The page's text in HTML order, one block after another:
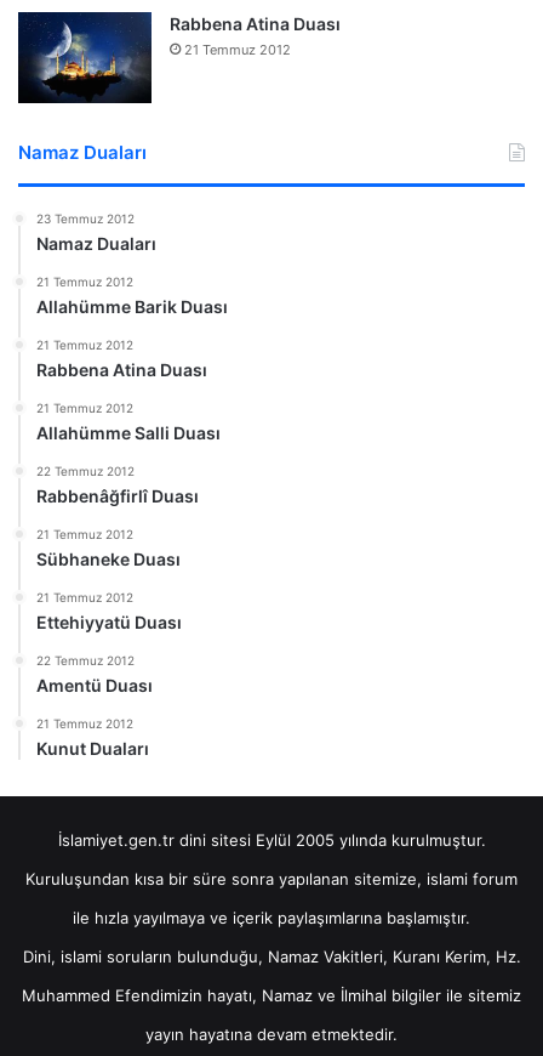
Rabbena Atina Duası
21 Temmuz 2012
Namaz Duaları
23 Temmuz 2012
Namaz Duaları
21 Temmuz 2012
Allahümme Barik Duası
21 Temmuz 2012
Rabbena Atina Duası
21 Temmuz 2012
Allahümme Salli Duası
22 Temmuz 2012
Rabbenâğfirlî Duası
21 Temmuz 2012
Sübhaneke Duası
21 Temmuz 2012
Ettehiyyatü Duası
22 Temmuz 2012
Amentü Duası
21 Temmuz 2012
Kunut Duaları
İslamiyet.gen.tr dini sitesi Eylül 2005 yılında kurulmuştur.
Kuruluşundan kısa bir süre sonra yapılanan sitemize, islami forum
ile hızla yayılmaya ve içerik paylaşımlarına başlamıştır.
Dini, islami soruların bulunduğu, Namaz Vakitleri, Kuranı Kerim, Hz.
Muhammed Efendimizin hayatı, Namaz ve İlmihal bilgiler ile sitemiz
yayın hayatına devam etmektedir.